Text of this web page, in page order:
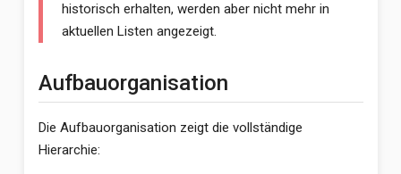
historisch erhalten, werden aber nicht mehr in
aktuellen Listen angezeigt.
Aufbauorganisation
Die Aufbauorganisation zeigt die vollständige
Hierarchie: